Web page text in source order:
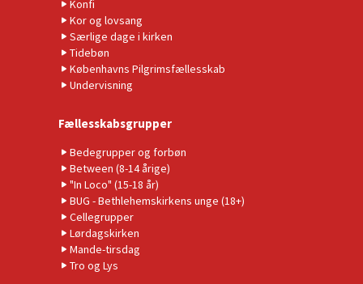
Konfi
Kor og lovsang
Særlige dage i kirken
Tidebøn
Københavns Pilgrimsfællesskab
Undervisning
Fællesskabsgrupper
Bedegrupper og forbøn
Between (8-14 årige)
"In Loco" (15-18 år)
BUG - Bethlehemskirkens unge (18+)
Cellegrupper
Lørdagskirken
Mande-tirsdag
Tro og Lys